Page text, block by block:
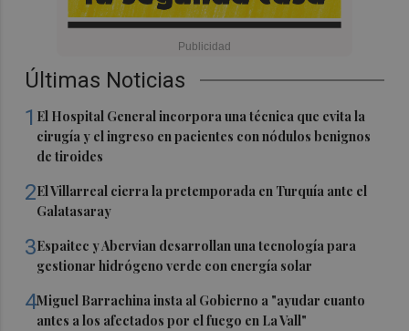
Últimas Noticias
1 El Hospital General incorpora una técnica que evita la
cirugía y el ingreso en pacientes con nódulos benignos
de tiroides
2El Villarreal cierra la pretemporada en Turquía ante el
Galatasaray
3Espaitec y Abervian desarrollan una tecnología para
gestionar hidrógeno verde con energía solar
4Miguel Barrachina insta al Gobierno a "ayudar cuanto
antes a los afectados por el fuego en La Vall"